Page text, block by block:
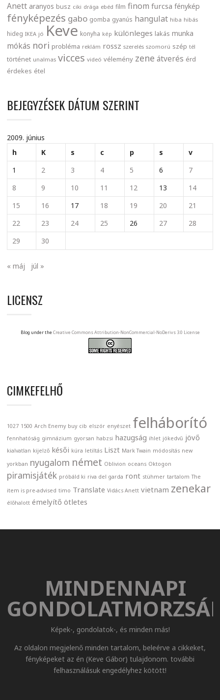
Anett aranyos busz ciki drága ebéd film finom furcsa fénykép
fényképezés gabo gomba gyanús hangulat hiba hibás
hideg IKEA jó Keve konyha kép különleges lakás munka
mókás nori probléma reklám rossz szerelés szomorú szép tél
történet unalmas vicces videó vélemény zene átverés érd
érdekes étel
BEJEGYZÉSEK DÁTUM SZERINT
2009. június
h
K s c p s
v
1
2 3 4 5 6
7
8
9 10 11 12 13
14
15
16 17 18 19 20
21
22
23 24 25 26 27
28
29
30
« máj júl »
LICENSZ
Blog under the Creative Commons Attribution-NonCommercial-NoDerivs 3.0 License
CIMKEFELHŐ
1027 1500 Arch Enemy buy cib elszór enyészet felháborító
fennhatóság gimnázium gyorsan habzsi hazugság ihlet jókedvű jövő
kialvatlan kijelző késői kúra letiltás Liszt Mark Twain módosítás new
yorkban nyugalom német Oblivion oceans Oktogon
piramisjáték próbáld ki riva del garda ront stühmer tartalom The
item is pre-advised timo Translate Vidács Anett vietnam zenekar
élőhalott émelyítő ötletes
MINDENNAPI
Képek-, gondolatok-, és minden más!
Az oldalon megjelenő minden tartalom, beleérve a cikkeket,
fényképeket az én (Keve Gábor) tulajdonom. további
felhasználásuk engedélyhez kötött!